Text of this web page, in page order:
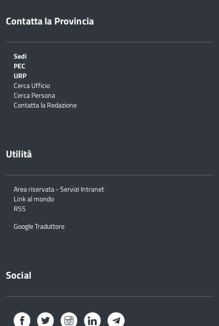
Contatta la Provincia
Sedi
PEC
URP
Cerca Ufficio
Cerca Persona
Contatta la Redazione
Utilità
Area riservata - Servizi Intranet
Link al mondo
RSS
Google Traduttore
Social
Facebook Twitter InstagramLinkedInTelegram